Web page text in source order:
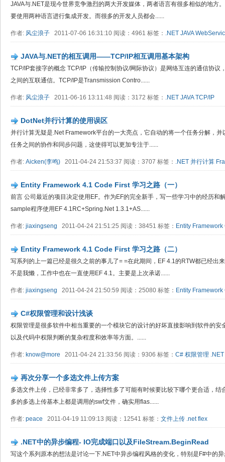
JAVA与.NET是现今世界竞争激烈的两大开发媒体，两者语言有很多相似的地方
要使用两种语言进行集成开发。而很多的开发人员都会......
作者: 风尘浪子 2011-07-06 16:31:10 阅读：4961 标签： .NET JAVA
JAVA与.NET的相互调用——TCP/IP相互调用基本架构
TCP/IP套接字的概念 TCP/IP（传输控制协议/网际协议）是网络互连的通信协议
之间的互联通信。TCP/IP是Transmission Contro......
作者: 风尘浪子 2011-06-16 13:11:48 阅读：3172 标签： .NET JAVA TCP/IP
DotNet并行计算的使用误区
并行计算无疑是.Net Framework平台的一大亮点，它自动的将一个任务分解，
任务之间的协作和同步问题，这使得可以更加专注于......
作者: Aicken(李鸣) 2011-04-24 21:53:37 阅读：3707 标签： .NET 并行计算
Entity Framework 4.1 Code First 学习之路（一）
前言 公司最近的项目决定使用EF。作为EF的完全新手，写一些学习中的经历和
sample程序使用EF 4.1RC+Spring.Net 1.3.1+AS......
作者: jiaxingseng 2011-04-24 21:51:25 阅读：38451 标签： Entity Framework
Entity Framework 4.1 Code First 学习之路（二）
写系列的上一篇已经是很久之前的事儿了= =在此期间，EF 4.1的RTW都已经出
不是我懒，工作中也在一直使用EF 4.1。主要是上次承诺......
作者: jiaxingseng 2011-04-24 21:50:59 阅读：25080 标签： Entity Framework
C#权限管理和设计浅谈
权限管理是很多软件中相当重要的一个模块它的设计的好坏直接影响到软件的安
以及代码中权限判断的复杂程度和效率等方面。......
作者: know@more 2011-04-24 21:33:56 阅读：9306 标签： C# 权限管理 .NET
再次分享一个多选文件上传方案
多选文件上传，已经非常多了，选择性多了可能有时候要比较下哪个更合适，
多的多选上传基本上都是调用的swf文件，确实用flas......
作者: peace 2011-04-19 11:09:13 阅读：12541 标签： 文件上传 .net flex
.NET中的异步编程- IO完成端口以及FileStream.BeginRead
写这个系列原本的想法是讨论一下.NET中异步编程风格的变化，特别是F#中的